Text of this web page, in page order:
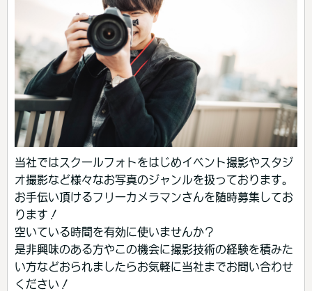
当社ではスクールフォトをはじめイベント撮影やスタジ
オ撮影など様々なお写真のジャンルを扱っております。
お手伝い頂けるフリーカメラマンさんを随時募集してお
ります！
空いている時間を有効に使いませんか？
是非興味のある方やこの機会に撮影技術の経験を積みた
い方などおられましたらお気軽に当社までお問い合わせ
ください！